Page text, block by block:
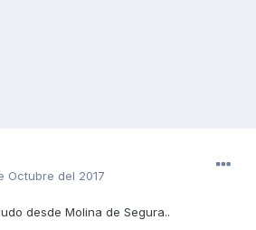
Octubre del 2017
desde Molina de Segura..